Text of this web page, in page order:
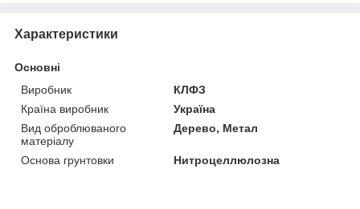
Характеристики
Основні
Виробник
КЛФЗ
Країна виробник
Україна
Вид оброблюваного
матеріалу
Дерево, Метал
Основа грунтовки Нитроцеллюлозна